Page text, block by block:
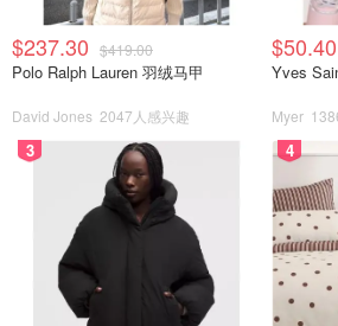
$237.30 $419.00
Polo Ralph Lauren 羽绒马甲
David Jones 2047人感兴趣
$50.40
Yves
Myer
3 4